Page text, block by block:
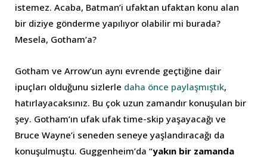
istemez. Acaba, Batman’i ufaktan ufaktan konu alan
bir diziye gönderme yapılıyor olabilir mi burada?
Mesela, Gotham’a?
Gotham ve Arrow’un aynı evrende geçtiğine dair
ipuçları olduğunu sizlerle daha önce paylaşmıştık,
hatırlayacaksınız. Bu çok uzun zamandır konuşulan bir
şey. Gotham’ın ufak ufak time-skip yaşayacağı ve
Bruce Wayne’i seneden seneye yaşlandıracağı da
konuşulmuştu. Guggenheim’da “yakın bir zamanda